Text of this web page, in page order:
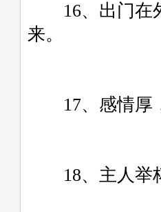
16、出门在外
来。
17、感情厚，
18、主人举杯